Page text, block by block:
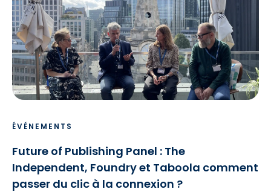
ÉVÉNEMENTS
Future of Publishing Panel : The
Independent, Foundry et Taboola comment
passer du clic à la connexion ?